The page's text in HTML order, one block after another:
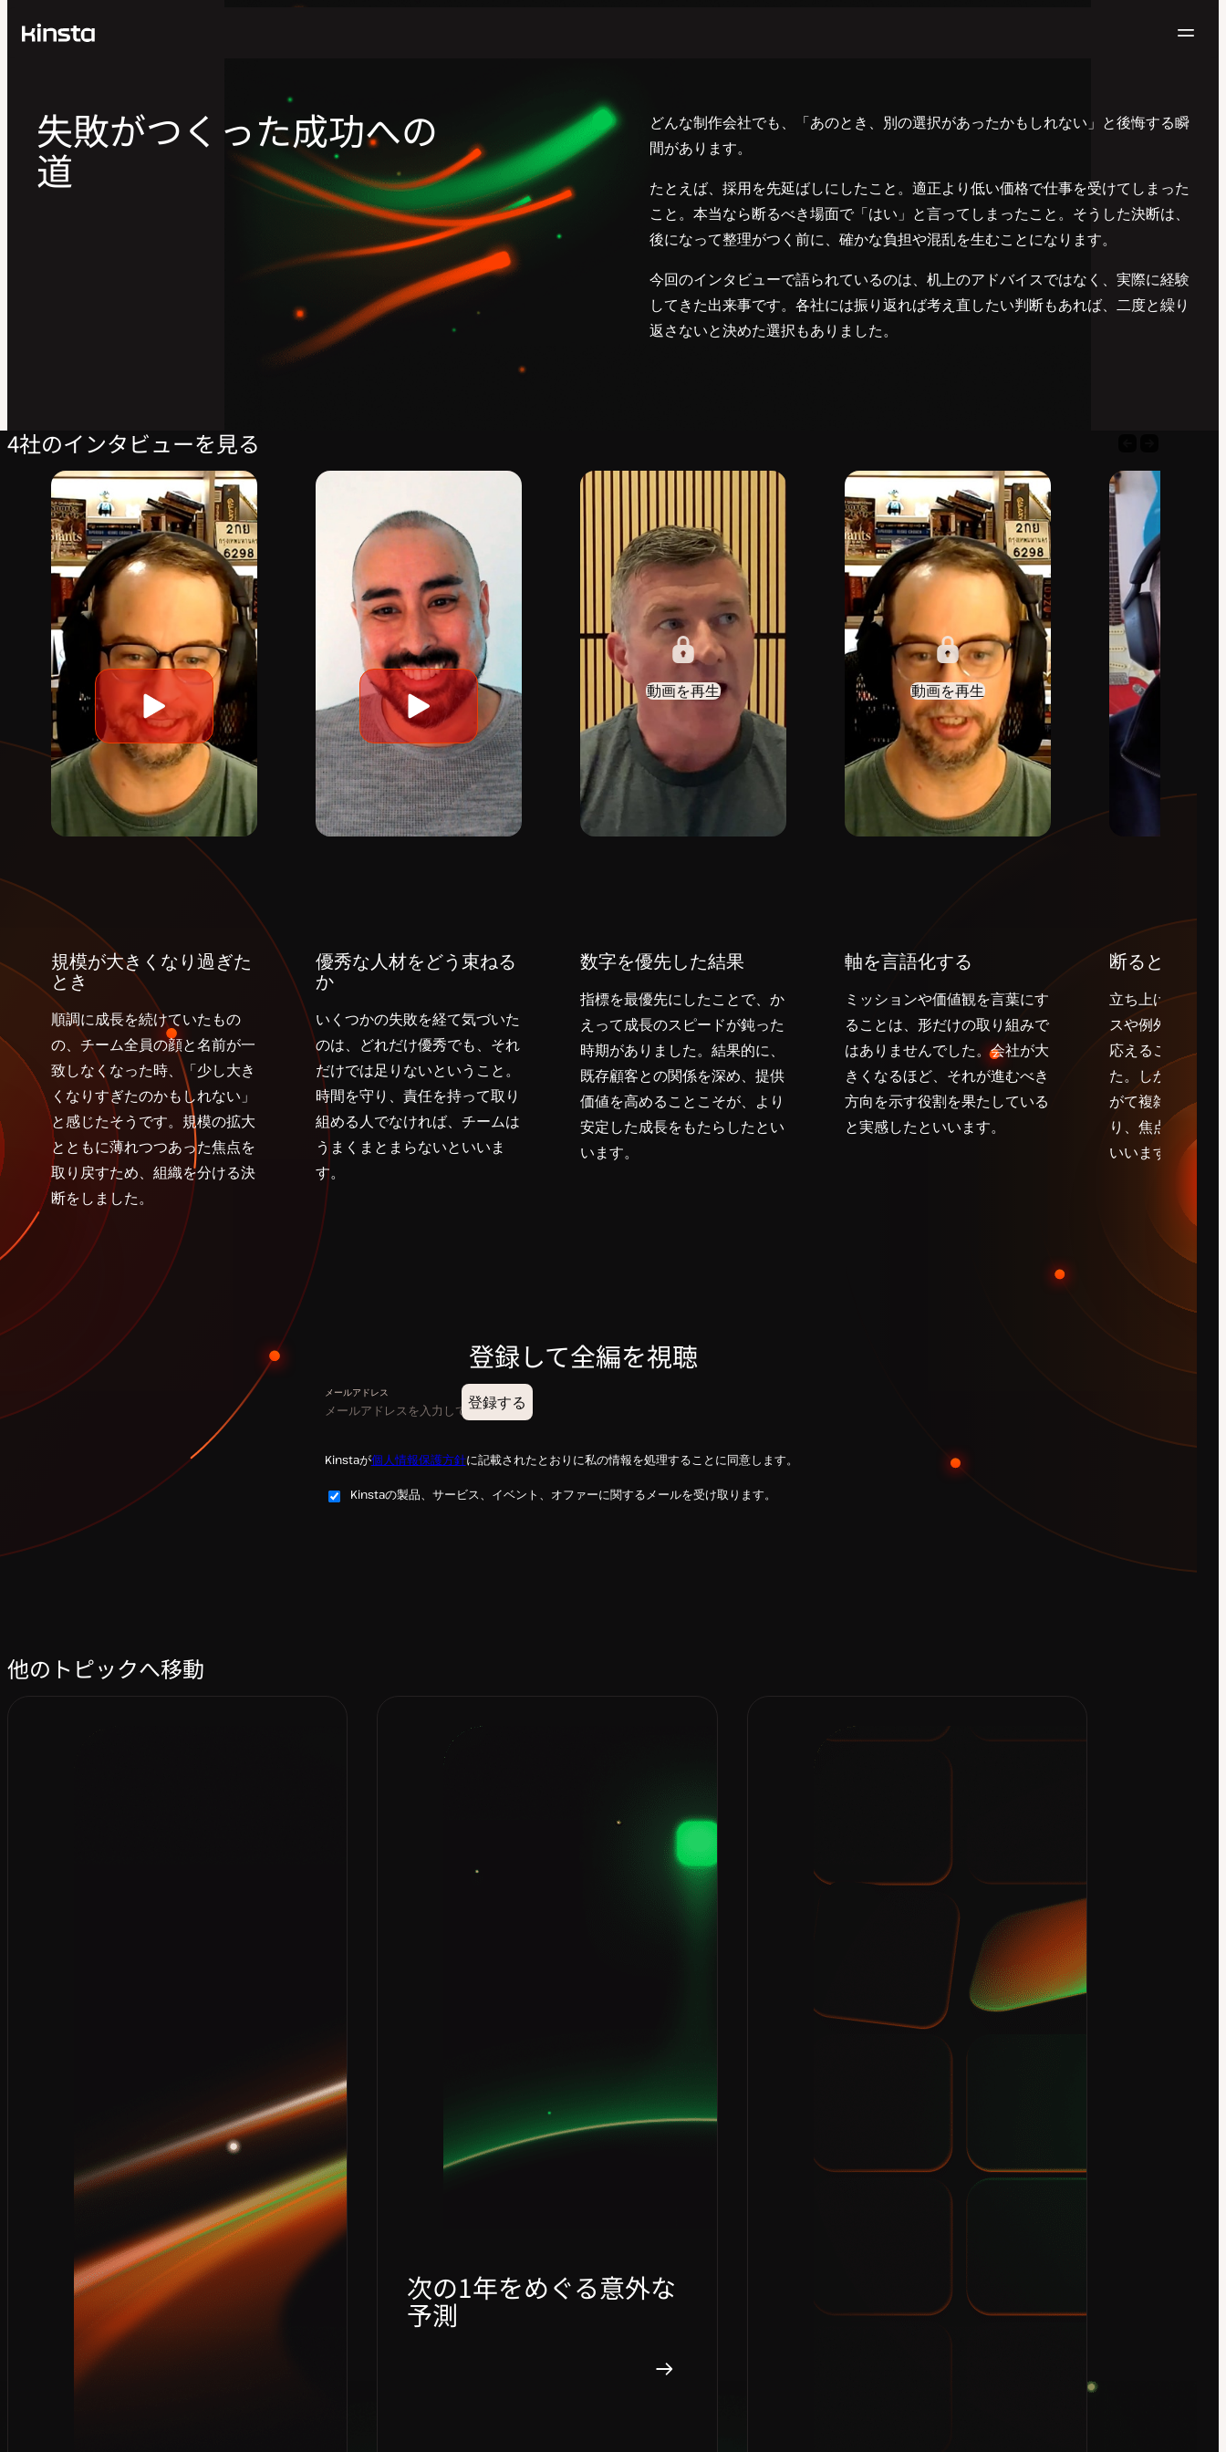
ー
ン
このシリーズについて
失敗がつくった成功への
道
どんな制作会社でも、「あのとき、別の選択があったかもしれない」と後悔する瞬
間があります。
たとえば、採用を先延ばしにしたこと。適正より低い価格で仕事を受けてしまった
こと。本当なら断るべき場面で「はい」と言ってしまったこと。そうした決断は、
後になって整理がつく前に、確かな負担や混乱を生むことになります。
今回のインタビューで語られているのは、机上のアドバイスではなく、実際に経験
してきた出来事です。各社には振り返れば考え直したい判断もあれば、二度と繰り
返さないと決めた選択もありました。
4社のインタビューを見る
ン
タ
ビ
ュ
ー
動
画
制
作
会
社
イ
ン
タ
ビ
ュ
ー
動
動
画
を
再
規模が大きくなり過ぎた
とき
順調に成長を続けていたもの
の、チーム全員の顔と名前が一
致しなくなった時、「少し大き
くなりすぎたのかもしれない」
と感じたそうです。規模の拡大
とともに薄れつつあった焦点を
取り戻すため、組織を分ける決
断をしました。
動
画
を
再
生
優秀な人材をどう束ねる
か
いくつかの失敗を経て気づいた
のは、どれだけ優秀でも、それ
だけでは足りないということ。
時間を守り、責任を持って取り
組める人でなければ、チームは
うまくまとまらないといいま
す。
動画を再生
数字を優先した結果
指標を最優先にしたことで、か
えって成長のスピードが鈍った
時期がありました。結果的に、
既存顧客との関係を深め、提供
価値を高めることこそが、より
安定した成長をもたらしたとい
います。
動画を再生
軸を言語化する
ミッションや価値観を言葉にす
ることは、形だけの取り組みで
はありませんでした。会社が大
きくなるほど、それが進むべき
方向を示す役割を果たしている
と実感したといいます。
断るという選
立ち上げ当初は
スや例外対応、
応えることが必
た。しかし、そ
がて複雑さを生
り、焦点を曖昧
いいます。
登録して全編を視聴
メールアドレス
登録する
Kinstaが個人情報保護方針に記載されたとおりに私の情報を処理することに同意します。
Kinstaの製品、サービス、イベント、オファーに関するメールを受け取ります。
他のトピックへ移動
次の1年をめぐる意外な
予測